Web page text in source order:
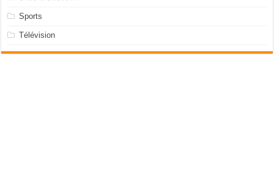
Sports
Télévision